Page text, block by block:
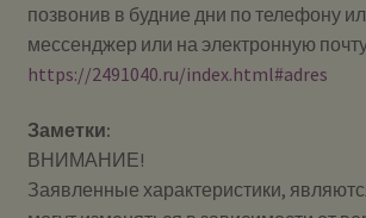
позвонив в будние дни по телефону
мессенджер или на электронную
https://2491040.ru/index.html#adres
Заметки:
ВНИМАНИЕ!
Заявленные характеристики,